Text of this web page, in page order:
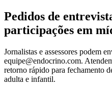
Pedidos de
participações em
Jornalistas e assessores podem
equipe@endocrino.com.
retorno rápido para fechamento
adulta e infantil.